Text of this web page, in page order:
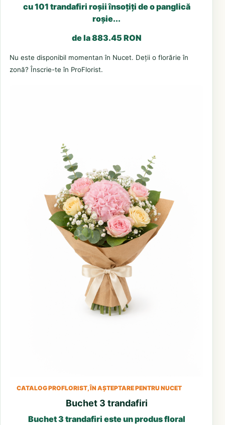
cu 101 trandafiri roșii însoțiți de o panglică
roșie...
de la 883.45 RON
Nu este disponibil momentan în Nucet. Deții o florărie în
zonă? Înscrie-te în ProFlorist.
CATALOG PROFLORIST, ÎN AȘTEPTARE PENTRU NUCET
Buchet 3 trandafiri
Buchet 3 trandafiri este un produs floral